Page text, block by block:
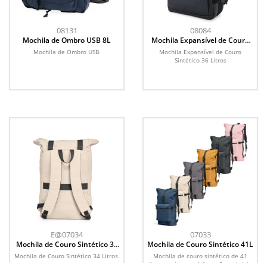
08131
Mochila de Ombro USB 8L
Mochila de Ombro USB.
08084
Mochila Expansível de Couro
Sintético 36 Litros
Mochila Expansível de Couro
Sintético 36 Litros
E@07034
Mochila de Couro Sintético 34
Litros
Mochila de Couro Sintético 34 Litros.
07033
Mochila de Couro Sintético 41L
Mochila de couro sintético de 41